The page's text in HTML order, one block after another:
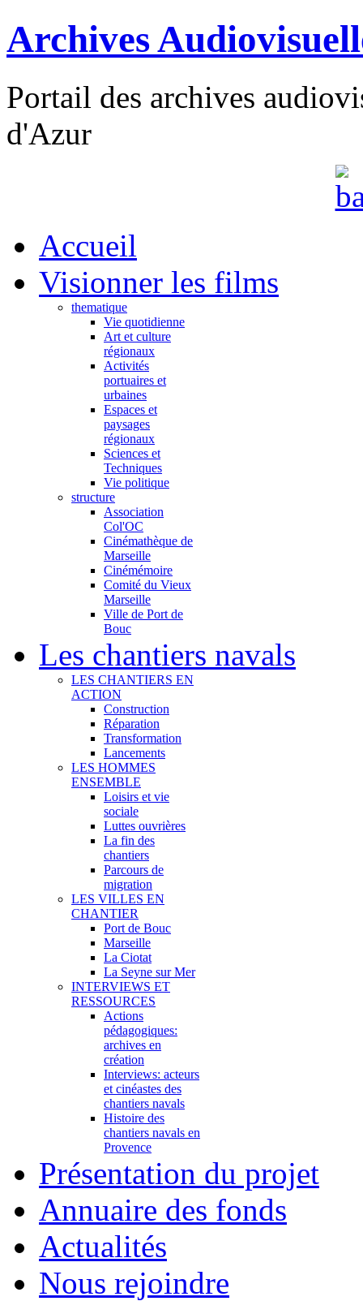
Archives
Portail des archives
d'Azur
Accueil
Visionner les films
thematique
Vie quotidienne
Art et culture
régionaux
Activités
portuaires et
urbaines
Espaces et
paysages
régionaux
Sciences et
Techniques
Vie politique
structure
Association
Col'OC
Cinémathèque de
Marseille
Cinémémoire
Comité du Vieux
Marseille
Ville de Port de
Bouc
Les chantiers navals
LES CHANTIERS EN
ACTION
Construction
Réparation
Transformation
Lancements
LES HOMMES
ENSEMBLE
Loisirs et vie
sociale
Luttes ouvrières
La fin des
chantiers
Parcours de
migration
LES VILLES EN
CHANTIER
Port de Bouc
Marseille
La Ciotat
La Seyne sur Mer
INTERVIEWS ET
RESSOURCES
Actions
pédagogiques:
archives en
création
Interviews: acteurs
et cinéastes des
chantiers navals
Histoire des
chantiers navals en
Provence
Présentation du projet
Annuaire des fonds
Actualités
Nous rejoindre